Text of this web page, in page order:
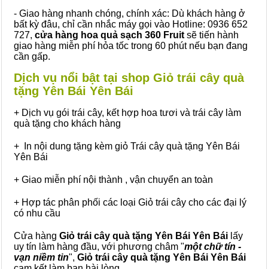
- Giao hàng nhanh chóng, chính xác: Dù khách hàng ở
bất kỳ đâu, chỉ cần nhắc máy gọi vào Hotline: 0936 652
727, cửa hàng hoa quả sạch 360 Fruit sẽ tiến hành
giao hàng miễn phí hỏa tốc trong 60 phút nếu bạn đang
cần gấp.
Dịch vụ nổi bật tại shop Giỏ trái cây quà
tặng Yên Bái Yên Bái
+ Dịch vụ gói trái cây, kết hợp hoa tươi và trái cây làm
quà tặng cho khách hàng
+ In nội dung tặng kèm giỏ Trái cây quà tặng Yên Bái
Yên Bái
+ Giao miễn phí nội thành , vận chuyển an toàn
+ Hợp tác phân phối các loại Giỏ trái cây cho các đại lý
có nhu cầu
Cửa hàng Giỏ trái cây quà tặng Yên Bái Yên Bái lấy
uy tín làm hàng đầu, với phương châm "một chữ tín -
vạn niềm tin", Giỏ trái cây quà tặng Yên Bái Yên Bái